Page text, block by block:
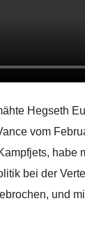
Hegseth
vom
habe
bei der
und